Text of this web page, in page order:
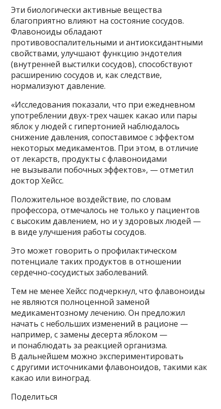
Эти биологически активные вещества
благоприятно влияют на состояние сосудов.
Флавоноиды обладают
противовоспалительными и антиоксидантными
свойствами, улучшают функцию эндотелия
(внутренней выстилки сосудов), способствуют
расширению сосудов и, как следствие,
нормализуют давление.
«Исследования показали, что при ежедневном
употреблении двух-трех чашек какао или пары
яблок у людей с гипертонией наблюдалось
снижение давления, сопоставимое с эффектом
некоторых медикаментов. При этом, в отличие
от лекарств, продукты с флавоноидами
не вызывали побочных эффектов», — отметил
доктор Хейсс.
Положительное воздействие, по словам
профессора, отмечалось не только у пациентов
с высоким давлением, но и у здоровых людей —
в виде улучшения работы сосудов.
Это может говорить о профилактическом
потенциале таких продуктов в отношении
сердечно-сосудистых заболеваний.
Тем не менее Хейсс подчеркнул, что флавоноиды
не являются полноценной заменой
медикаментозному лечению. Он предложил
начать с небольших изменений в рационе —
например, с замены десерта яблоком —
и понаблюдать за реакцией организма.
В дальнейшем можно экспериментировать
с другими источниками флавоноидов, такими как
какао или виноград.
Поделиться